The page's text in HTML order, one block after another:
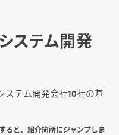
ステム開発
ステム開発会社10社の基
ると、紹介箇所にジャンプしま